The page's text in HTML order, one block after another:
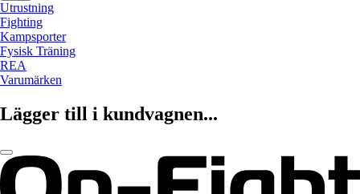
Utrustning
Fighting
Kampsporter
Fysisk Träning
REA
Varumärken
Lägger till i kundvagnen...